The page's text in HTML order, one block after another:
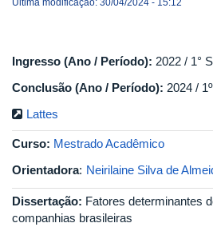
Última modificação: 30/04/2024 - 15:12
Ingresso (Ano / Período): 2022 / 1°
Conclusão (Ano / Período): 2024 /
Lattes
Curso: Mestrado Acadêmico
Orientadora: Neirilaine Silva de
Dissertação: Fatores determinantes
companhias brasileiras